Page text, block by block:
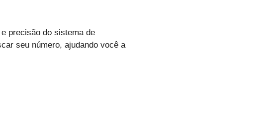
precisão do sistema de
seu número, ajudando você a